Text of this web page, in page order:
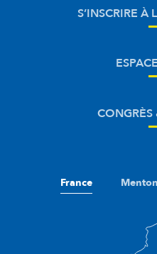
S’INSCRIRE À
CONGRÈS
France